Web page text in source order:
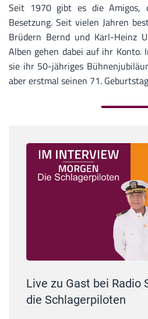
Seit 1970 gibt es die Amigos,
Besetzung. Seit vielen Jahren
Brüdern Bernd und Karl-Heinz
Alben gehen dabei auf ihr Konto.
sie ihr 50-jähriges
aber erstmal seinen 71.
Live zu Gast bei Radio
die Schlagerpiloten